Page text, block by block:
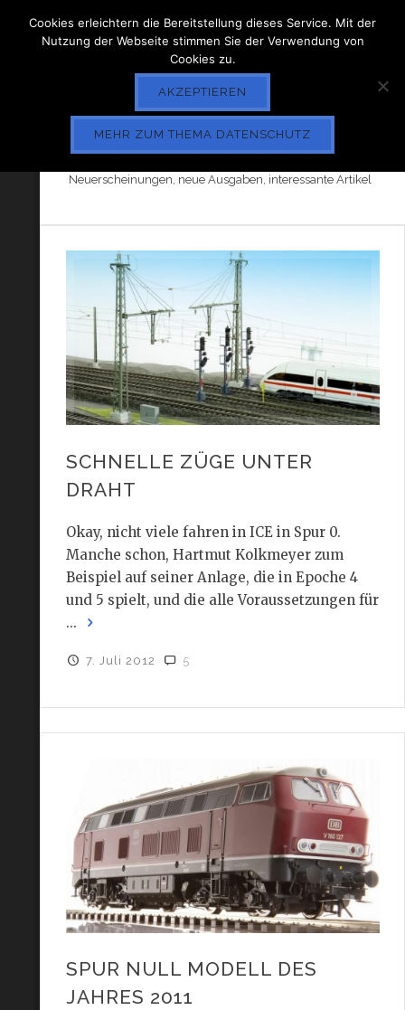
ZEITSCHRIFTEN
Neuerscheinungen, neue Ausgaben, interessante Artikel
SCHNELLE ZÜGE UNTER
DRAHT
Okay, nicht viele fahren in ICE in Spur 0.
Manche schon, Hartmut Kolkmeyer zum
Beispiel auf seiner Anlage, die in Epoche 4
und 5 spielt, und die alle Voraussetzungen für
...
7. Juli 2012 5
SPUR NULL MODELL DES
JAHRES 2011
Cookies erleichtern die Bereitstellung dieses Service. Mit der
Nutzung der Webseite stimmen Sie der Verwendung von
Cookies zu.
AKZEPTIEREN
MEHR ZUM THEMA DATENSCHUTZ